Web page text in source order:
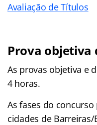
Avaliação de Títulos
Prova objetiva
As provas objetiva e
4 horas.
As fases do
cidades de Barreiras/